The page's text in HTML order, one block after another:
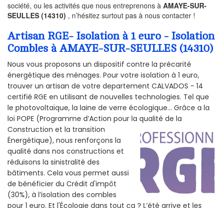
société, ou les activités que nous entreprenons à AMAYE-SUR-
SEULLES (14310) , n’hésitez surtout pas à nous contacter !
Artisan RGE- Isolation à 1 euro - Isolation
Combles à AMAYE-SUR-SEULLES (14310)
Nous vous proposons un dispositif contre la précarité
énergétique des ménages. Pour votre isolation à 1 euro,
trouver un artisan de votre departement CALVADOS - 14
certifié RGE en utilisant de nouvelles technologies. Tel que
le photovoltaïque, la laine de verre écologique... Grâce a la
loi POPE (Programme d’Action pour la qualité de la
Construction et la transition
Énergétique), nous renforçons la
qualité dans nos constructions et
réduisons la sinistralité des
bâtiments. Cela vous permet aussi
de bénéficier du Crédit d'impôt
(30%), à l’isolation des combles
pour 1 euro. Et l'Écologie dans tout ça ? L’été arrive et les